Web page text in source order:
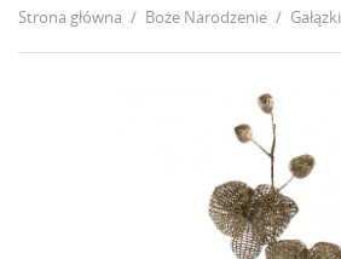
Strona główna Boże Narodzenie Gałązki